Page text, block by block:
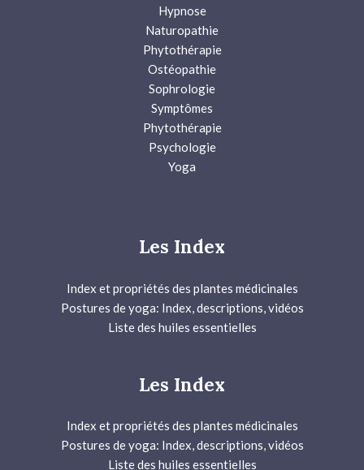
Hypnose
Naturopathie
Phytothérapie
Ostéopathie
Sophrologie
Symptômes
Phytothérapie
Psychologie
Yoga
Les Index
Index et propriétés des plantes médicinales
Postures de yoga: Index, descriptions, vidéos
Liste des huiles essentielles
Les Index
Index et propriétés des plantes médicinales
Postures de yoga: Index, descriptions, vidéos
Liste des huiles essentielles